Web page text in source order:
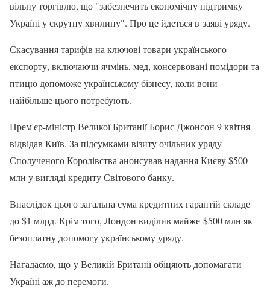
вільну торгівлю, що "забезпечить економічну підтримку
Україні у скрутну хвилину". Про це йдеться в заяві уряду.
Скасування тарифів на ключові товари українського
експорту, включаючи ячмінь, мед, консервовані помідори та
птицю допоможе українському бізнесу, коли вони
найбільше цього потребують.
Прем'єр-міністр Великої Британії Борис Джонсон 9 квітня
відвідав Київ. За підсумками візиту очільник уряду
Сполученого Королівства анонсував надання Києву $500
млн у вигляді кредиту Світового банку.
Внаслідок цього загальна сума кредитних гарантій складе
до $1 млрд. Крім того, Лондон виділив майже $500 млн як
безоплатну допомогу українському уряду.
Нагадаємо, що у Великій Британії обіцяють допомагати
Україні аж до перемоги.